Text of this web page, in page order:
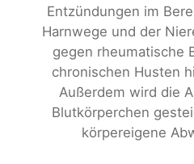
Entzündungen im
Harnwege und der
gegen rheumatische
chronischen Husten
Außerdem wird die
Blutkörperchen
körpereigene